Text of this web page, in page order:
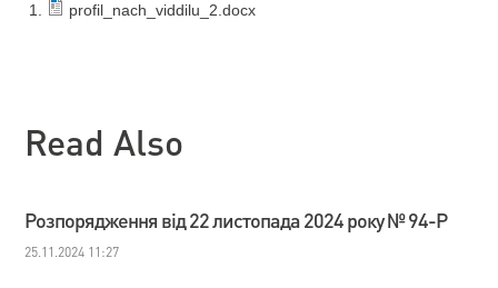
profil_nach_viddilu_2.docx
Read Also
Розпорядження від 22 листопада 2024 року № 94-Р
25.11.2024 11:27